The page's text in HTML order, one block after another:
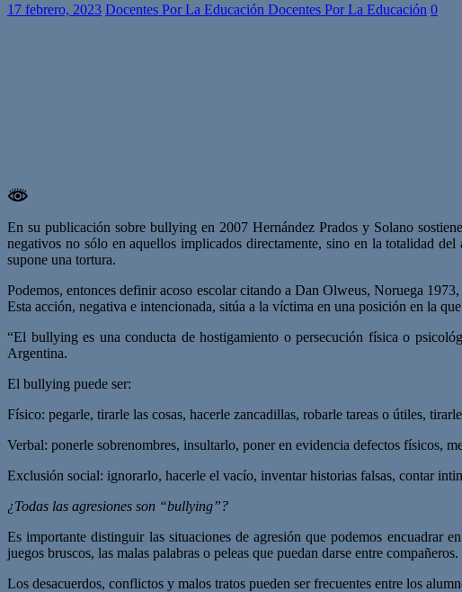
17 febrero, 2023 Docentes Por La Educación Docentes Por La Educación 0
En su publicación sobre bullying en 2007 Hernández Prados y Solano
negativos no sólo en aquellos implicados directamente, sino en la totalidad
supone una tortura.
Podemos, entonces definir acoso escolar citando a Dan Olweus, Noruega
Esta acción, negativa e intencionada, sitúa a la víctima en una posición en la
“El bullying es una conducta de hostigamiento o persecución física o
Argentina.
El bullying puede ser:
Físico: pegarle, tirarle las cosas, hacerle zancadillas, robarle tareas o útiles,
Verbal: ponerle sobrenombres, insultarlo, poner en evidencia defectos físicos,
Exclusión social: ignorarlo, hacerle el vacío, inventar historias falsas, contar
¿Todas las agresiones son “bullying”?
Es importante distinguir las situaciones de agresión que podemos encuadrar
juegos bruscos, las malas palabras o peleas que puedan darse entre compañeros.
Los desacuerdos, conflictos y malos tratos pueden ser frecuentes entre los